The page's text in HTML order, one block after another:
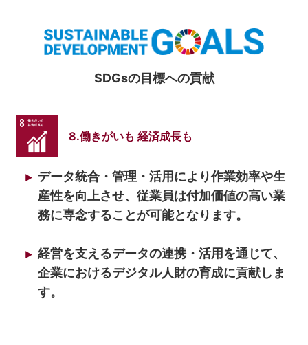
SDGsの目標への貢献
8.働きがいも 経済成長も
データ統合・管理・活用により作業効率や生
産性を向上させ、従業員は付加価値の高い業
務に専念することが可能となります。
経営を支えるデータの連携・活用を通じて、
企業におけるデジタル人財の育成に貢献しま
す。